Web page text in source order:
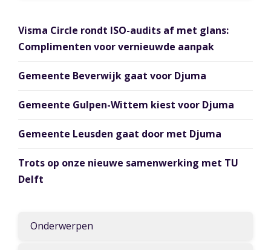
Visma Circle rondt ISO-audits af met glans:
Complimenten voor vernieuwde aanpak
Gemeente Beverwijk gaat voor Djuma
Gemeente Gulpen-Wittem kiest voor Djuma
Gemeente Leusden gaat door met Djuma
Trots op onze nieuwe samenwerking met TU
Delft
Onderwerpen